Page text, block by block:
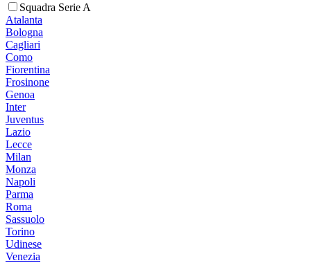
Squadra Serie A
Atalanta
Bologna
Cagliari
Como
Fiorentina
Frosinone
Genoa
Inter
Juventus
Lazio
Lecce
Milan
Monza
Napoli
Parma
Roma
Sassuolo
Torino
Udinese
Venezia